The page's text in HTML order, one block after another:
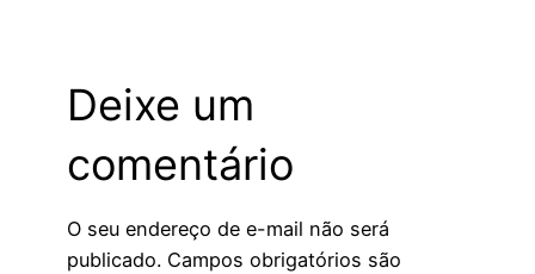
Deixe um
comentário
O seu endereço de e-mail não será
publicado. Campos obrigatórios são